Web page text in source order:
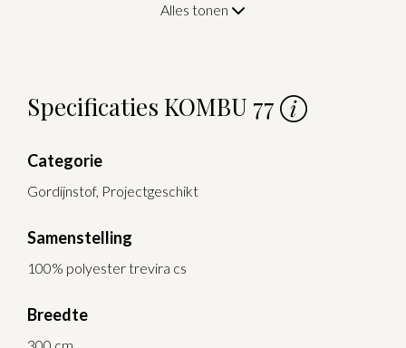
Alles tonen
Specificaties KOMBU 77
Categorie
Gordijnstof, Projectgeschikt
Samenstelling
100% polyester trevira cs
Breedte